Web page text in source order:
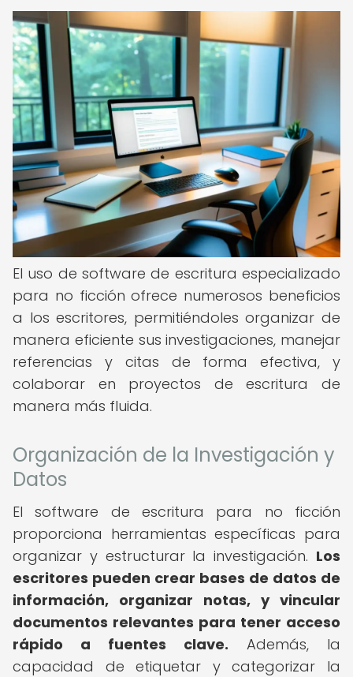
El uso de software de escritura especializado
para no ficción ofrece numerosos beneficios
a los escritores, permitiéndoles organizar de
manera eficiente sus investigaciones, manejar
referencias y citas de forma efectiva, y
colaborar en proyectos de escritura de
manera más fluida.
Organización de la Investigación y
Datos
El software de escritura para no ficción
proporciona herramientas específicas para
organizar y estructurar la investigación. Los
escritores pueden crear bases de datos de
información, organizar notas, y vincular
documentos relevantes para tener acceso
rápido a fuentes clave. Además, la
capacidad de etiquetar y categorizar la